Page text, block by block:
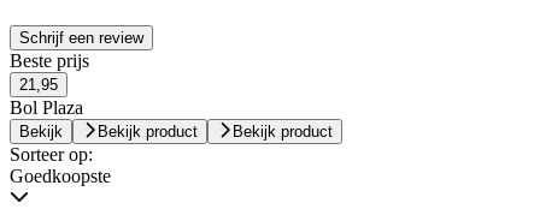
Schrijf een review
Beste prijs
21,95
Bol Plaza
Bekijk Bekijk product Bekijk product
Sorteer op:
Goedkoopste